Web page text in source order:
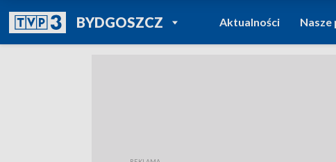
BYDGOSZCZPOWRÓT DO
TVP REGIONY
Aktualności